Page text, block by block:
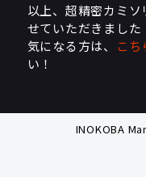
以上、超精密カミ
せていただきました
気になる方は、
こち
い！
INOKOBA